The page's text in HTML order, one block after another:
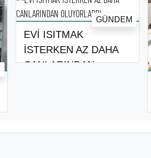
EVİ ISITMAK
İSTERKEN AZ DAHA
CANLARINDAN
GÜNDEM